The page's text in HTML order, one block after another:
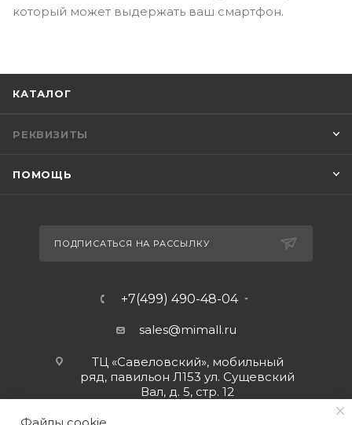
который может выдержать ваш смартфон.
КАТАЛОГ
РЕКВИЗИТЫ
ПОМОЩЬ
ПОДПИСАТЬСЯ НА РАССЫЛКУ
+7(499) 490-48-04
sales@mimall.ru
ТЦ «Савеловский», мобильный
ряд, павильон Л153 ул. Сущевский
Вал, д. 5, стр. 12